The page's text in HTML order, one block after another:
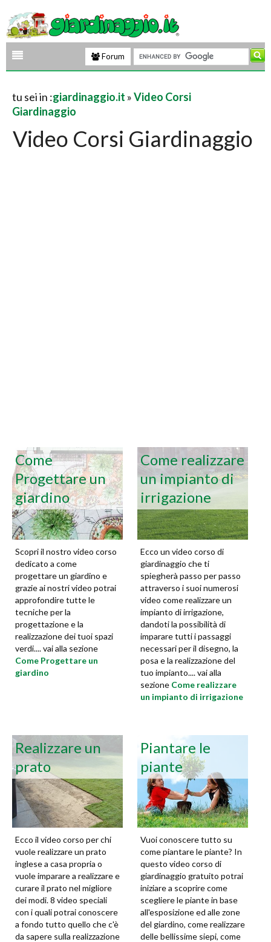
Forum
tu sei in :giardinaggio.it »Video Corsi
Giardinaggio
Video Corsi Giardinaggio
Come
Progettare un
giardino
Scopri il nostro video corso
dedicato a come
progettare un giardino e
grazie ai nostri video potrai
approfondire tutte le
tecniche per la
progettazione e la
realizzazione dei tuoi spazi
verdi.... vai alla sezione
Come Progettare un
giardino
Come realizzare
un impianto di
irrigazione
Ecco un video corso di
giardinaggio che ti
spiegherà passo per passo
attraverso i suoi numerosi
video come realizzare un
impianto di irrigazione,
dandoti la possibilità di
imparare tutti i passaggi
necessari per il disegno, la
posa e la realizzazione del
tuo impianto.... vai alla
sezione Come realizzare
un impianto di irrigazione
Realizzare un
prato
Ecco il video corso per chi
vuole realizzare un prato
inglese a casa propria o
vuole imparare a realizzare e
curare il prato nel migliore
dei modi. 8 video speciali
con i quali potrai conoscere
a fondo tutto quello che c'è
da sapere sulla realizzazione
Piantare le
piante
Vuoi conoscere tutto su
come piantare le piante? In
questo video corso di
giardinaggio gratuito potrai
iniziare a scoprire come
scegliere le piante in base
all'esposizione ed alle zone
del giardino, come realizzare
delle bellissime siepi, come